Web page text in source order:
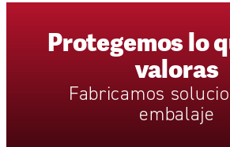
Protegemoslo
valoras
Fabricamos
embalaje